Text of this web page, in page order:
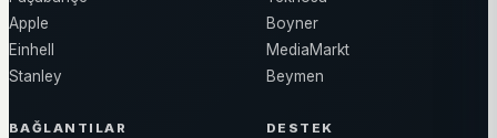
Apple
Einhell
Stanley
Boyner
MediaMarkt
Beymen
BAĞLANTILAR DESTEK